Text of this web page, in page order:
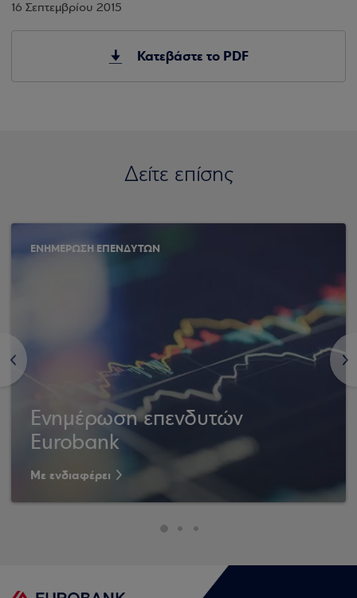
16 Σεπτεμβρίου 2015
Κατεβάστε το PDF
Δείτε επίσης
<
ΕΝΗΜΕΡΩΣΗ ΕΠΕΝΔΥΤΩΝ
Ενημέρωση επενδυτών
Eurobank
Με ενδιαφέρει
>